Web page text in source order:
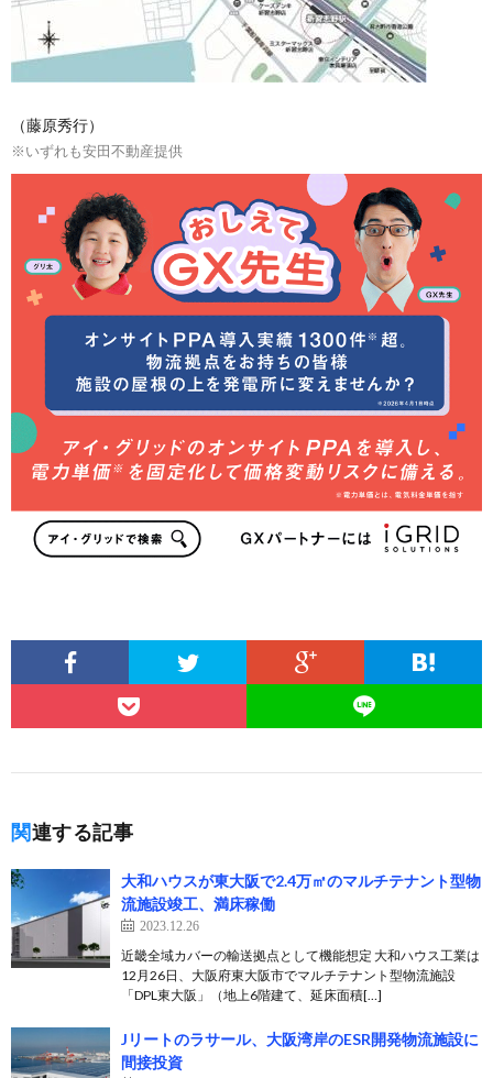
（藤原秀行）
※いずれも安田不動産提供
関連する記事
大和ハウスが東大阪で2.4万㎡のマルチテナント型物
流施設竣工、満床稼働
2023.12.26
近畿全域カバーの輸送拠点として機能想定 大和ハウス工業は
12月26日、大阪府東大阪市でマルチテナント型物流施設
「DPL東大阪」（地上6階建て、延床面積[…]
Jリートのラサール、大阪湾岸のESR開発物流施設に
間接投資